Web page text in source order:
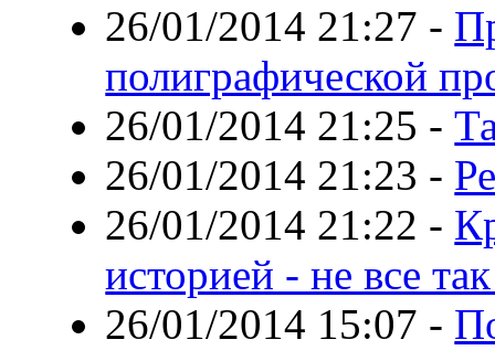
26/01/2014 21:27 -
полиграфической
26/01/2014 21:25 -
26/01/2014 21:23 -
26/01/2014 21:22 -
историей - не все
26/01/2014 15:07 -